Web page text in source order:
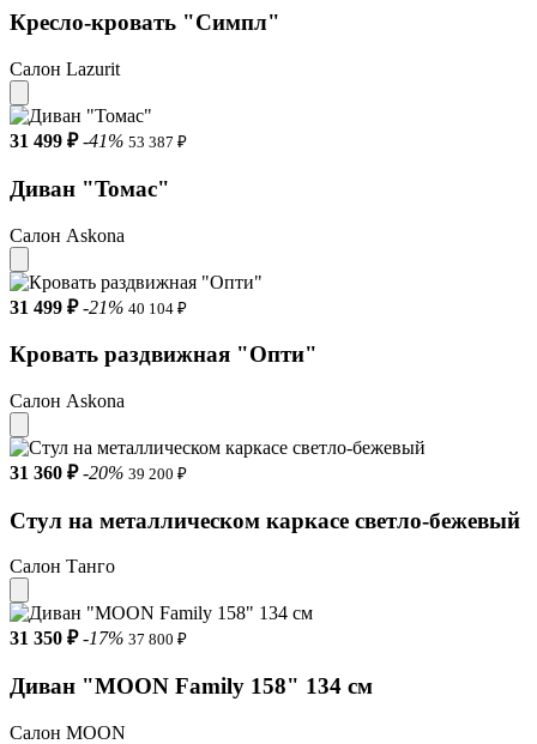
Кресло-кровать "Симпл"
Салон Lazurit
31 499 ₽ -41% 53 387 ₽
Диван "Toмас"
Салон Askona
31 499 ₽ -21% 40 104 ₽
Кровать раздвижная "Опти"
Салон Askona
31 360 ₽ -20% 39 200 ₽
Стул на металлическом каркасе светло-бежевый
Салон Танго
31 350 ₽ -17% 37 800 ₽
Диван "MOON Family 158" 134 см
Салон MOON